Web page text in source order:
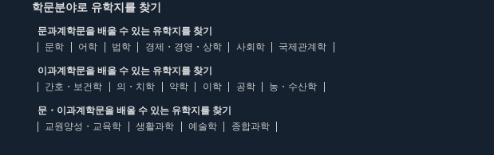
학문분야로 유학지를 찾기
문과계학문을 배울 수 있는 유학지를 찾기
문학
어학 법학 경제・경영・상학 사회학 국제관계학
이과계학문을 배울 수 있는 유학지를 찾기
간호・보건학
의・치학 약학 이학 공학 농・수산학
문・이과계학문을 배울 수 있는 유학지를 찾기
교원양성・교육학
생활과학 예술학 종합과학